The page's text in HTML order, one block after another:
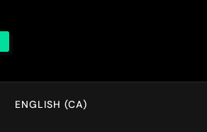
ENGLISH (CA)